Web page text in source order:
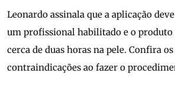
Leonardo assinala que a aplicação
um profissional habilitado e o produto
cerca de duas horas na pele. Confira
contraindicações ao fazer o